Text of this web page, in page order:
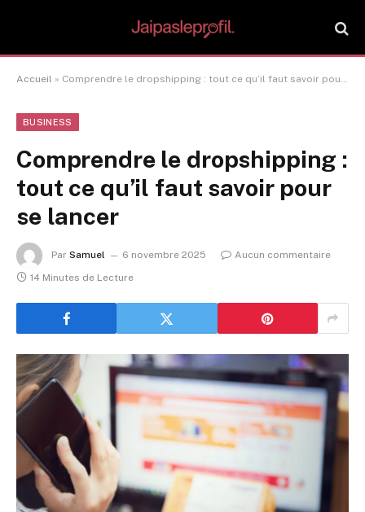
Accueil » Comprendre le dropshipping : tout ce qu’il faut savoir pour se lancer
BUSINESS
Comprendre le dropshipping :
tout ce qu’il faut savoir pour
se lancer
Par Samuel 6 novembre 2025
Aucun commentaire
14 Minutes de Lecture